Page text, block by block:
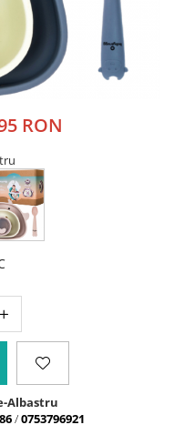
RON
Albastru
/0753796921